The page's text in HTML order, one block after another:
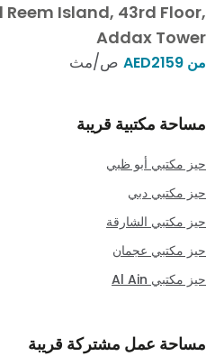
Island, 43rd Floor,
Addax Tower
من AED2159 ص/مث
مساحة مكتبية قريبة
حيز مكتبي أبو ظبي
حيز مكتبي دبي
حيز مكتبي الشارقة
حيز مكتبي عجمان
حيز مكتبي Al Ain
مساحة عمل مشتركة قريبة